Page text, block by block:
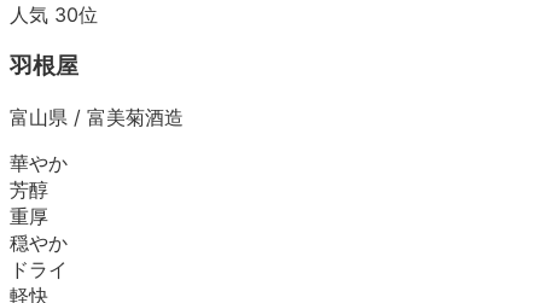
人気 30位
羽根屋
富山県 / 富美菊酒造
華やか
芳醇
重厚
穏やか
ドライ
軽快